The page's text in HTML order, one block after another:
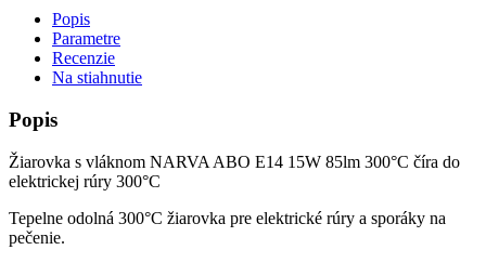
Popis
Parametre
Recenzie
Na stiahnutie
Popis
Žiarovka s vláknom NARVA ABO E14 15W 85lm 300°C číra do
elektrickej rúry 300°C
Tepelne odolná 300°C žiarovka pre elektrické rúry a sporáky na
pečenie.